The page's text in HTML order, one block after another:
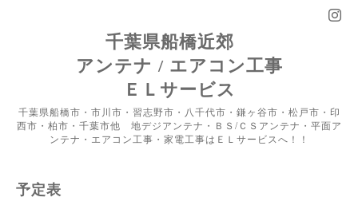
千葉県船橋近郊
アンテナ / エアコン工事
ＥＬサービス
千葉県船橋市・市川市・習志野市・八千代市・鎌ヶ谷市・松戸市・印
西市・柏市・千葉市他 地デジアンテナ・ＢＳ/ＣＳアンテナ・平面ア
ンテナ・エアコン工事・家電工事はＥＬサービスへ！！
予定表